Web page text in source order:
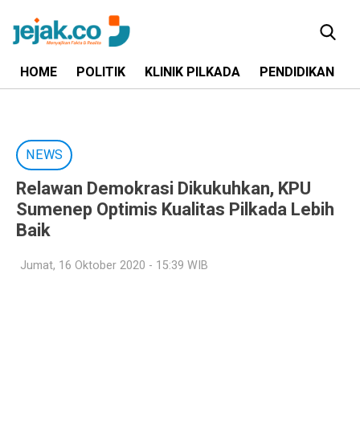
HOME POLITIK KLINIK PILKADA PENDIDIKAN
NEWS
Relawan Demokrasi Dikukuhkan, KPU
Sumenep Optimis Kualitas Pilkada Lebih
Baik
Jumat, 16 Oktober 2020 - 15:39 WIB